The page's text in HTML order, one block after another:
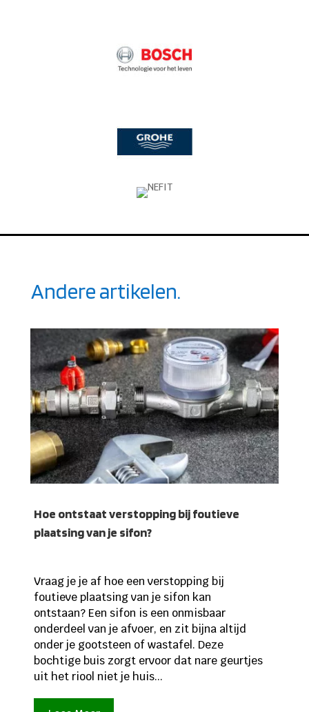
Andere artikelen.
Hoe ontstaat verstopping bij foutieve
plaatsing van je sifon?
Vraag je je af hoe een verstopping bij
foutieve plaatsing van je sifon kan
ontstaan? Een sifon is een onmisbaar
onderdeel van je afvoer, en zit bijna altijd
onder je gootsteen of wastafel. Deze
bochtige buis zorgt ervoor dat nare geurtjes
uit het riool niet je huis...